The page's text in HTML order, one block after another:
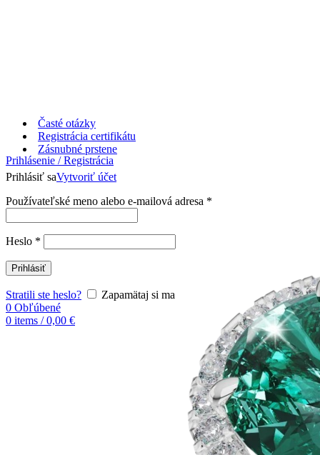
Časté otázky
Registrácia certifikátu
Prihlásenie / Registrácia
Prihlásiť saVytvoriť účet
Používateľské meno alebo e-mailová adresa *
Heslo *
Prihlásiť
Stratili ste heslo?
Zapamätaj si ma
0 Obľúbené
0 items / 0,00 €
Zásnubné prstene